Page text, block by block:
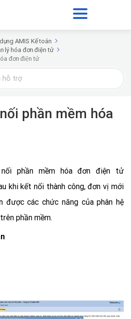
AMIS Kế toán
lý hóa đơn điện tử
đơn điện tử
phần mềm hóa
phần mềm hóa đơn điện tử
khi kết nối thành công, đơn vị mới
được các chức năng của phân hệ
phần mềm.